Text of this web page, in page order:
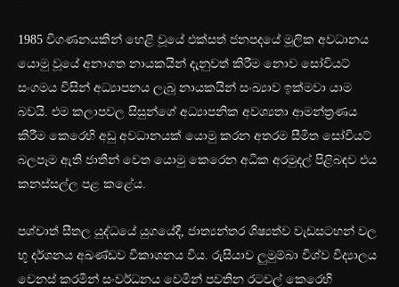
1985 විගණනයකින් හෙළි වූයේ එක්සත් ජනපදයේ මූලික අවධානය
යොමු වූයේ අනාගත නායකයින් දැනුවත් කිරීම නොව සෝවියට්
සංගමය විසින් අධ්‍යාපනය ලැබූ නායකයින් සංඛ්‍යාව ඉක්මවා යාම
බවයි. එම කලාපවල සිසුන්ගේ අධ්‍යාපනික අවශ්‍යතා ආමන්ත්‍රණය
කිරීම කෙරෙහි අඩු අවධානයක් යොමු කරන අතරම සීමිත සෝවියට්
බලපෑම ඇති ජාතීන් වෙත යොමු කෙරෙන අධික අරමුදල් පිළිබඳව එය
කනස්සල්ල පළ කළේය.
පශ්චාත් සීතල යුද්ධයේ යුගයේදී, ජාත්‍යන්තර ශිෂ්‍යත්ව වැඩසටහන් වල
භූ දර්ශනය අඛණ්ඩව විකාශනය විය. රුසියාව ලුමුම්බා විශ්ව විද්‍යාලය
වෙනස් කරමින් සංවර්ධනය වෙමින් පවතින රටවල් කෙරෙහි